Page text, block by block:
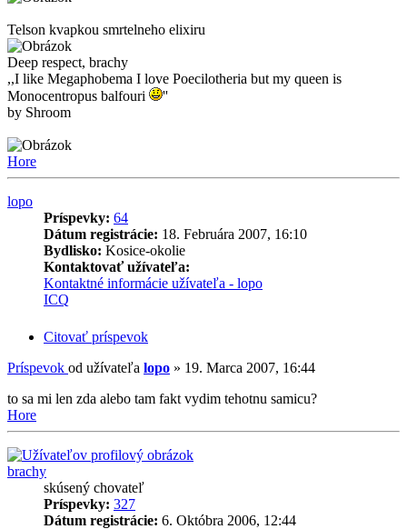
Telson kvapkou smrtelneho elixiru
Deep respect, brachy
,,I like Megaphobema I love Poecilotheria but my queen is
Monocentropus balfouri
''
by Shroom
Hore
lopo
Príspevky: 64
Dátum registrácie: 18. Februára 2007, 16:10
Bydlisko: Kosice-okolie
Kontaktovať užívateľa:
Kontaktné informácie užívateľa - lopo
ICQ
Citovať príspevok
Príspevok od užívateľa lopo » 19. Marca 2007, 16:44
to sa mi len zda alebo tam fakt vydim tehotnu samicu?
Hore
brachy
skúsený chovateľ
Príspevky: 327
Dátum registrácie: 6. Októbra 2006, 12:44